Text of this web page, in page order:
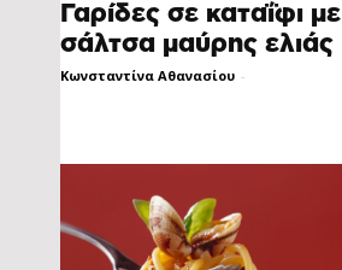
Γαρίδες σε καταΐφι με
σάλτσα μαύρης ελιάς
Κωνσταντίνα Αθανασίου -